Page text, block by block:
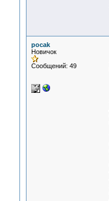
pocak
Новичок
Сообщений: 49